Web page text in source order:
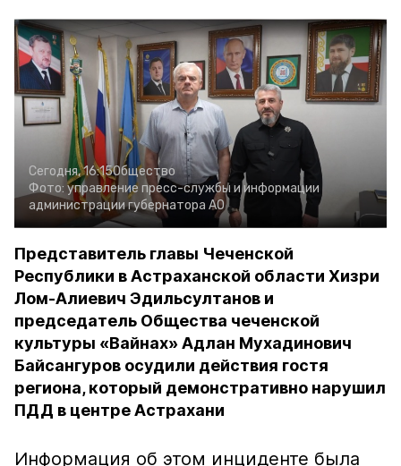
Сегодня, 16:15Общество
Фото: управление пресс-службы и информации
администрации губернатора АО
Представитель главы Чеченской
Республики в Астраханской области Хизри
Лом-Алиевич Эдильсултанов и
председатель Общества чеченской
культуры «Вайнах» Адлан Мухадинович
Байсангуров осудили действия гостя
региона, который демонстративно нарушил
ПДД в центре Астрахани
Информация об этом инциденте была